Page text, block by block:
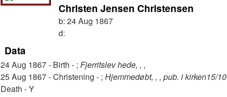
Christen Jensen Christensen
b: 24 Aug 1867
d:
Data
24 Aug 1867 - Birth - ; Fjerritslev hede, , ,
25 Aug 1867 - Christening - ; Hjemmedøbt, , , pub. i kirken15/10
Death - Y